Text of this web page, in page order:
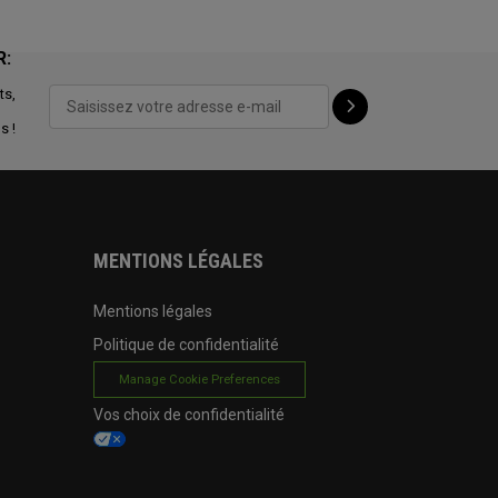
!
MENTIONS LÉGALES
Mentions légales
Politique de confidentialité
Manage Cookie Preferences
Vos choix de confidentialité